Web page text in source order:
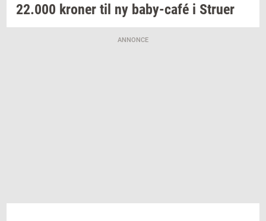
22.000 kro­ner til ny baby-​café i Stru­er
ANNONCE